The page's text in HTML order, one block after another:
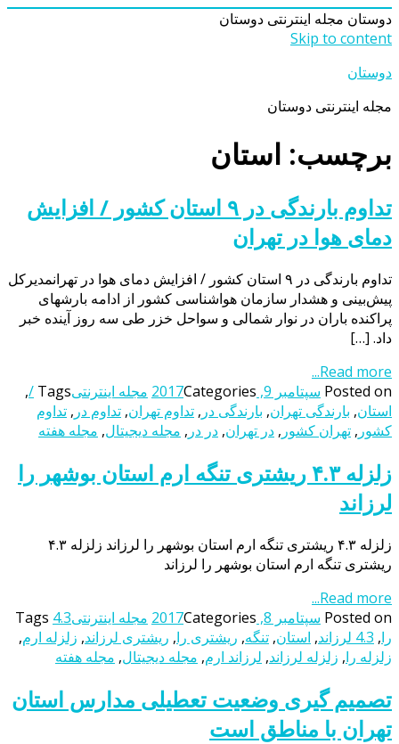
دوستان مجله اینترنتی دوستان
Skip to content
دوستان
مجله اینترنتی دوستان
برچسب: استان
تداوم بارندگی در ۹ استان کشور / افزایش
دمای هوا در تهران
تداوم بارندگی در ۹ استان کشور / افزایش دمای هوا در تهرانمدیرکل
پیش‌بینی و هشدار سازمان هواشناسی کشور از ادامه بارشهای
پراکنده باران در نوار شمالی و سواحل خزر طی سه روز آینده خبر
داد. […]
Read more...
Posted on سپتامبر 9, 2017 Categories مجله اینترنتیTags
/
,
استان, بارندگی تهران, بارندگی در , تداوم تهران, تداوم در , تداوم
کشور , تهران کشور , در تهران, در در , مجله دیجیتال, مجله هفته
زلزله ۴.۳ ریشتری تنگه ارم استان بوشهر را
لرزاند
زلزله ۴.۳ ریشتری تنگه ارم استان بوشهر را لرزاند زلزله ۴.۳
ریشتری تنگه ارم استان بوشهر را لرزاند
Read more...
Posted on سپتامبر 8, 2017 Categories مجله اینترنتی Tags 4.3
را, 4.3 لرزاند , استان, تنگه, ریشتری را, ریشتری لرزاند, زلزله ارم,
زلزله را, زلزله لرزاند, لرزاند ارم, مجله دیجیتال, مجله هفته
تصمیم گیری وضعیت تعطیلی مدارس استان
تهران با مناطق است